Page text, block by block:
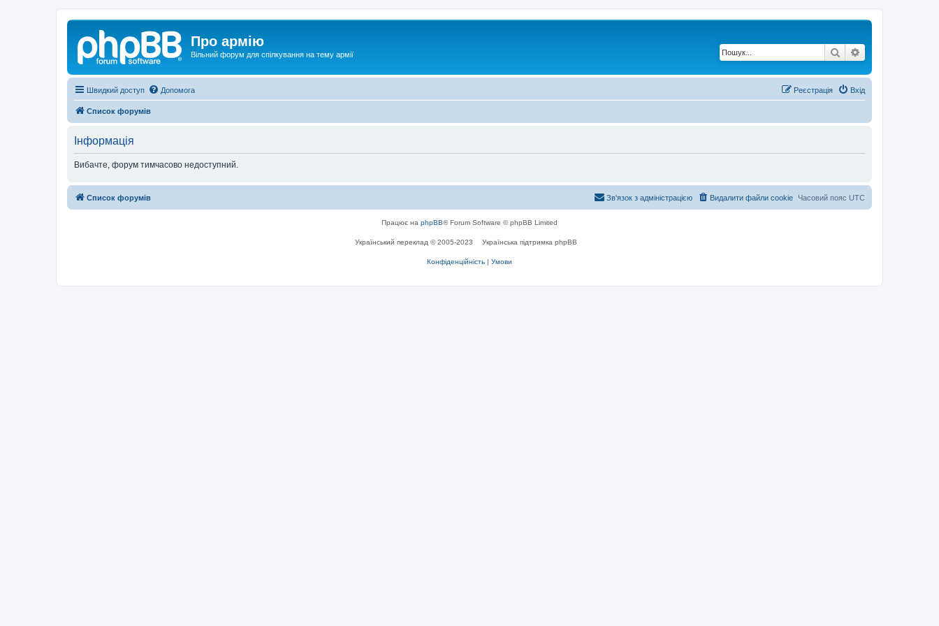
Про армію
Вільний форум для спілкування на тему армії Пошук
Швидкий доступ Допомога Вхід
Реєстрація
Список форумів
Інформація
Вибачте, форум тимчасово недоступний.
Список форумів Часовий пояс UTC
Видалити файли cookie
Зв'язок з адміністрацією
Працює на phpBB® Forum Software © phpBB Limited
Український переклад © 2005-2023 Українська підтримка phpBB
Конфіденційність | Умови